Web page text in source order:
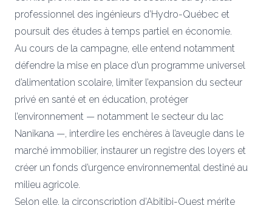
professionnel des ingénieurs d’Hydro-Québec et
poursuit des études à temps partiel en économie.
Au cours de la campagne, elle entend notamment
défendre la mise en place d’un programme universel
d’alimentation scolaire, limiter l’expansion du secteur
privé en santé et en éducation, protéger
l’environnement — notamment le secteur du lac
Nanikana —, interdire les enchères à l’aveugle dans le
marché immobilier, instaurer un registre des loyers et
créer un fonds d’urgence environnemental destiné au
milieu agricole.
Selon elle, la circonscription d’Abitibi-Ouest mérite